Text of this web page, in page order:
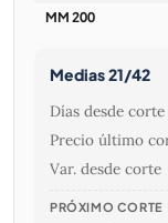
MM 200
Medias 21/42
Días desde corte
Precio último
Var. desde corte
PRÓXIMO CORTE